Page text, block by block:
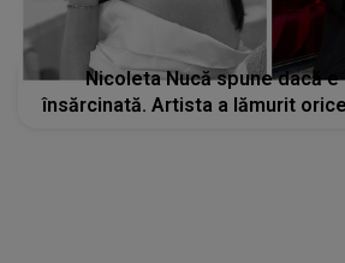
Nicoleta Nucă spune dacă e
însărcinată. Artista a lămurit